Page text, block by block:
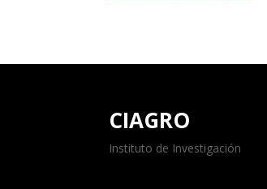
CIAGRO
Instituto de Investigación